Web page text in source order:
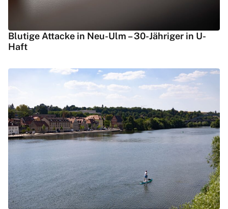
Blutige Attacke in Neu-Ulm – 30-Jähriger in U-
Haft